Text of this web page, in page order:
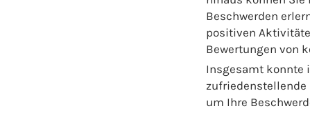
Beschwerden
positiven
Bewertungen von
Insgesamt konnte
zufriedenstellende
um Ihre